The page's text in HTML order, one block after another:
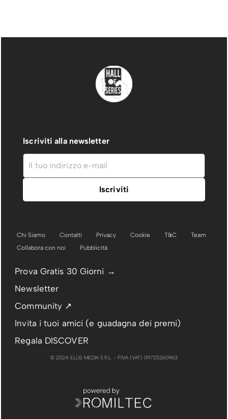
Iscriviti alla newsletter
Chi Siamo Contatti Privacy Cookie T&C
Team
Collabora con noi
Pubblicità
Prova Gratis 30 Giorni →
Newsletter
Community ↗
Invita i tuoi amici (e guadagna dei premi)
Regala DISCOVER
© 2024 ELLIS MEDIA S.R.L. - P.IVA (VAT) 09725260963